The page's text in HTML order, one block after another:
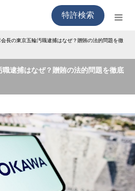
特許検索
長の東京五輪汚職逮捕はなぜ？贈賄の法的問題を徹
逮捕はなぜ？贈賄の法的問題を徹底